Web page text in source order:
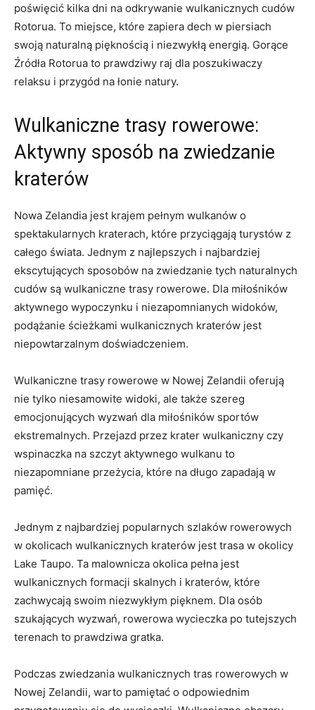
poświęcić kilka⁤ dni na odkrywanie wulkanicznych cudów
Rotorua. To miejsce, które zapiera dech w piersiach
swoją naturalną pięknością i niezwykłą energią. Gorące
Źródła Rotorua to prawdziwy raj dla poszukiwaczy
relaksu i przygód na‍ łonie natury.
Wulkaniczne trasy⁢ rowerowe:
Aktywny sposób⁣ na​ zwiedzanie
kraterów
Nowa Zelandia jest krajem pełnym wulkanów o
spektakularnych kraterach, które ⁣przyciągają turystów z
całego świata. Jednym z najlepszych i najbardziej
ekscytujących⁣ sposobów na zwiedzanie tych naturalnych
cudów są wulkaniczne trasy ​rowerowe. Dla ⁢miłośników‌
aktywnego⁢ wypoczynku i ⁢niezapomnianych widoków,
podążanie ścieżkami wulkanicznych kraterów jest
niepowtarzalnym doświadczeniem.
Wulkaniczne trasy rowerowe w Nowej‌ Zelandii oferują ​
nie tylko ⁣niesamowite widoki, ale także szereg‌
emocjonujących wyzwań dla miłośników sportów
‍ekstremalnych. Przejazd przez krater wulkaniczny czy
wspinaczka na szczyt aktywnego wulkanu to
niezapomniane przeżycia, które⁣ na długo zapadają w
pamięć.
Jednym z najbardziej popularnych szlaków rowerowych
w okolicach wulkanicznych kraterów jest trasa w okolicy
Lake Taupo.‌ Ta malownicza okolica pełna jest
wulkanicznych formacji skalnych i kraterów, które
zachwycają swoim niezwykłym pięknem. Dla osób
szukających wyzwań, rowerowa wycieczka po tutejszych
terenach to⁤ prawdziwa gratka.
Podczas ⁢zwiedzania wulkanicznych tras rowerowych w
Nowej Zelandii, warto ⁣pamiętać o odpowiednim